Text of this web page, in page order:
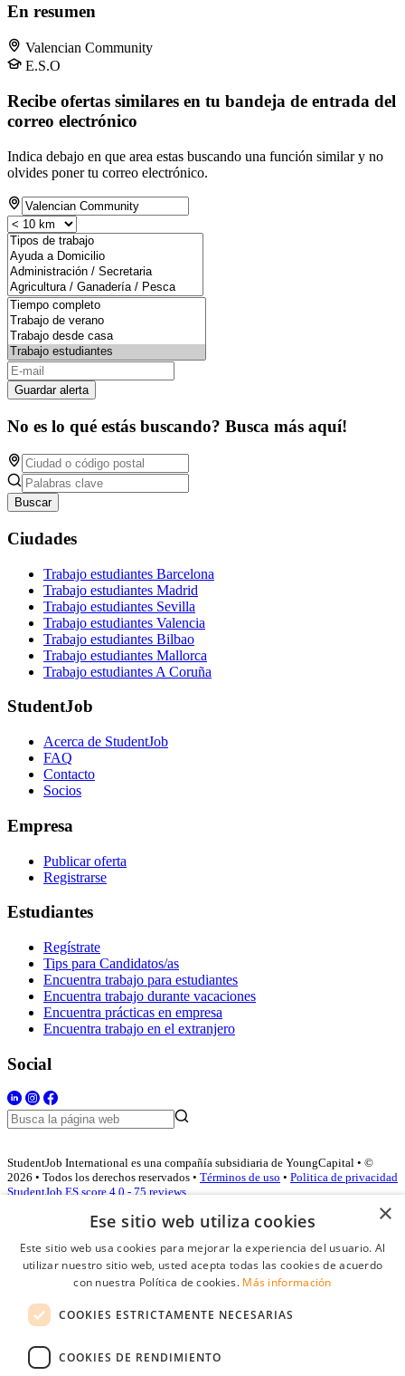
En resumen
Valencian Community
E.S.O
Recibe ofertas similares en tu bandeja de entrada del
correo electrónico
Indica debajo en que area estas buscando una función similar y no
olvides poner tu correo electrónico.
Guardar alerta
No es lo qué estás buscando? Busca más aquí!
Buscar
Ciudades
Trabajo estudiantes Barcelona
Trabajo estudiantes Madrid
Trabajo estudiantes Sevilla
Trabajo estudiantes Valencia
Trabajo estudiantes Bilbao
Trabajo estudiantes Mallorca
Trabajo estudiantes A Coruña
StudentJob
Acerca de StudentJob
FAQ
Contacto
Socios
Empresa
Publicar oferta
Registrarse
Estudiantes
Regístrate
Tips para Candidatos/as
Encuentra trabajo para estudiantes
Encuentra trabajo durante vacaciones
Encuentra prácticas en empresa
Encuentra trabajo en el extranjero
Social
StudentJob International es una compañía subsidiaria de YoungCapital • ©
2026 • Todos los derechos reservados • Términos de uso • Politica de privacidad
StudentJob ES score 4.0 - 75 reviews
Acceso empresas
Contraseña
Recordarme
×
Ese sitio web utiliza cookies
Este sitio web usa cookies para mejorar la experiencia del usuario. Al
utilizar nuestro sitio web, usted acepta todas las cookies de acuerdo
con nuestra Política de cookies. Más información
COOKIES ESTRICTAMENTE NECESARIAS
COOKIES DE RENDIMIENTO